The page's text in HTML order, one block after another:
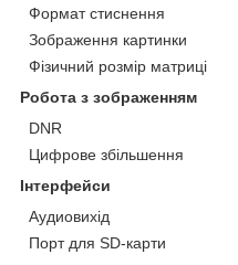
Формат стиснення
Зображення картинки
Фізичний розмір матриці
Робота з зображенням
DNR
Цифрове збільшення
Інтерфейси
Аудиовихід
Порт для SD-карти